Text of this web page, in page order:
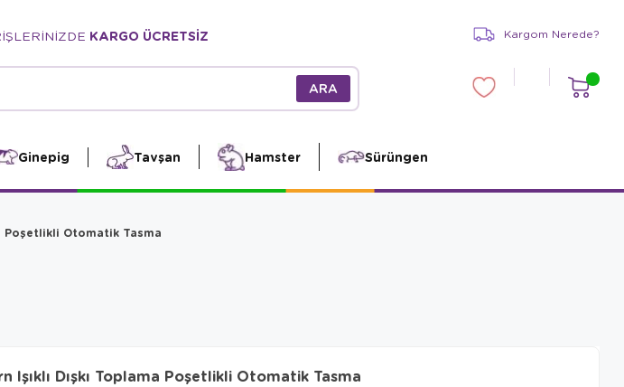
KARGO ÜCRETSİZ Kargom Nerede?
Ginepig Tavşan Hamster Sürüngen
Poşetlikli Otomatik Tasma
Işıklı Dışkı Toplama Poşetlikli Otomatik Tasma